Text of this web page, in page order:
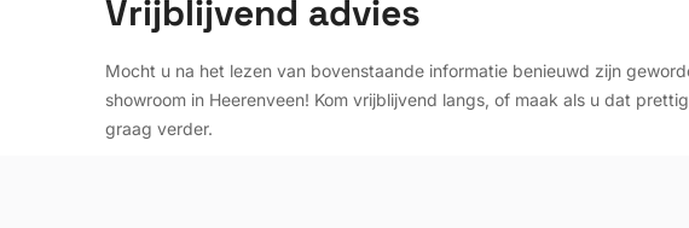
Vrijblijvend advies
Mocht u na het lezen van bovenstaande informatie benieuwd zijn
showroom in Heerenveen! Kom vrijblijvend langs, of maak als u dat
graag verder.